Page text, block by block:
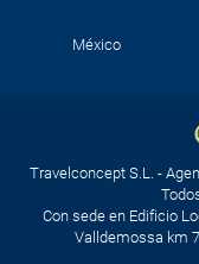
México
Travelconcept S.L. -
Con sede en Edificio
Valldemossa km